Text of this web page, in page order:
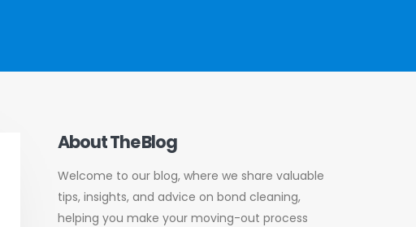
About The Blog
Welcome to our blog, where we share valuable
tips, insights, and advice on bond cleaning,
helping you make your moving-out process